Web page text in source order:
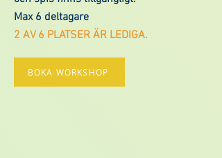
Max 6 deltagare
2 AV 6 PLATSER ÄR LEDIGA.
BOKA WORKSHOP